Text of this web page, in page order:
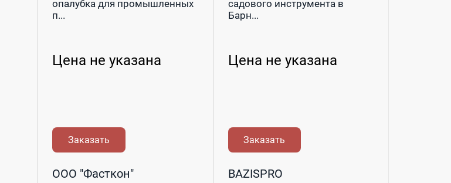
опалубка для промышленных
п...
Цена не указана
Заказать
ООО "Фасткон"
садового инструмента в
Барн...
Цена не указана
Заказать
BAZISPRO